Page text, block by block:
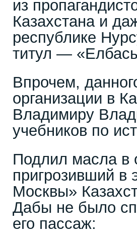
из
Казахстана и
республике
титул —
Впрочем,
организации в
Владимиру
учебников по
Подлил масла в
пригрозивший в
Москвы»
Дабы не было
его пассаж: